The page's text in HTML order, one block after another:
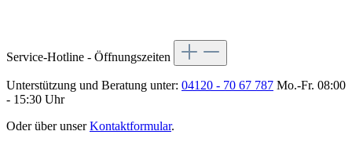
Service-Hotline - Öffnungszeiten
Unterstützung und Beratung unter: 04120 - 70 67 787 Mo.-Fr. 08:00
- 15:30 Uhr
Oder über unserKontaktformular.